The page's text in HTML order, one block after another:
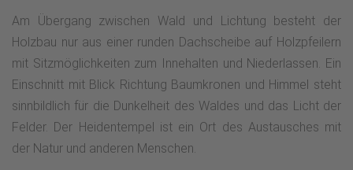
Am Übergang zwischen Wald und Lichtung besteht der
Holzbau nur aus einer runden Dachscheibe auf Holzpfeilern
mit Sitzmöglichkeiten zum Innehalten und Niederlassen. Ein
Einschnitt mit Blick Richtung Baumkronen und Himmel steht
sinnbildlich für die Dunkelheit des Waldes und das Licht der
Felder. Der Heidentempel ist ein Ort des Austausches mit
der Natur und anderen Menschen.